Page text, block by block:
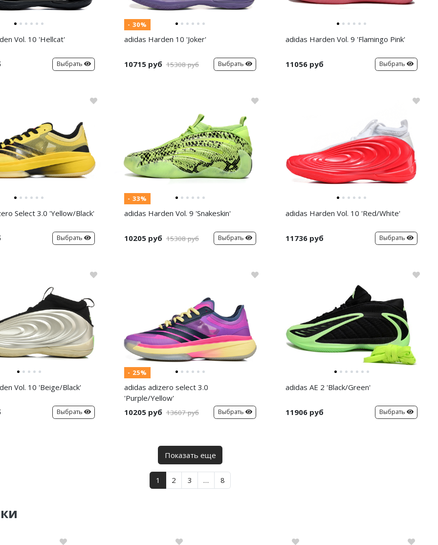
Vol. 10 'Hellcat'
Выбрать
- 30%
adidas Harden 10 'Joker'
10715 руб 15308 руб Выбрать
adidas Harden Vol. 9 'Flamingo Pink'
11056 руб Выбрать
Select 3.0 'Yellow/Black'
Выбрать
- 33%
adidas Harden Vol. 9 'Snakeskin'
10205 руб 15308 руб Выбрать
adidas Harden Vol. 10 'Red/White'
11736 руб Выбрать
Vol. 10 'Beige/Black'
Выбрать
- 25%
adidas adizero select 3.0
'Purple/Yellow'
10205 руб 13607 руб Выбрать
adidas AE 2 'Black/Green'
11906 руб Выбрать
Показать еще
1 2 3 … 8